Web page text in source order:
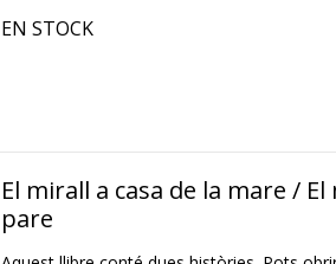
EN STOCK
El mirall a casa de la mare /
pare